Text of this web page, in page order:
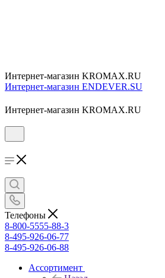
Интернет-магазин KROMAX.RU
Интернет-магазин ENDEVER.SU
Интернет-магазин KROMAX.RU
Телефоны
8-800-5555-88-3
8-495-926-06-77
8-495-926-06-88
Ассортимент